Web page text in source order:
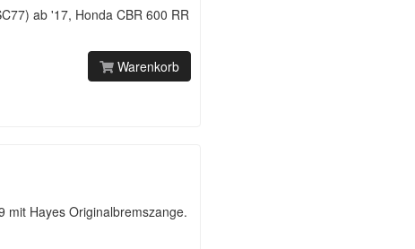
ab '17, Honda CBR 600 RR
Warenkorb
mit Hayes Originalbremszange.